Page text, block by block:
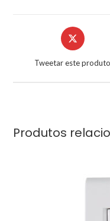
Tweetar este produto
Produtos